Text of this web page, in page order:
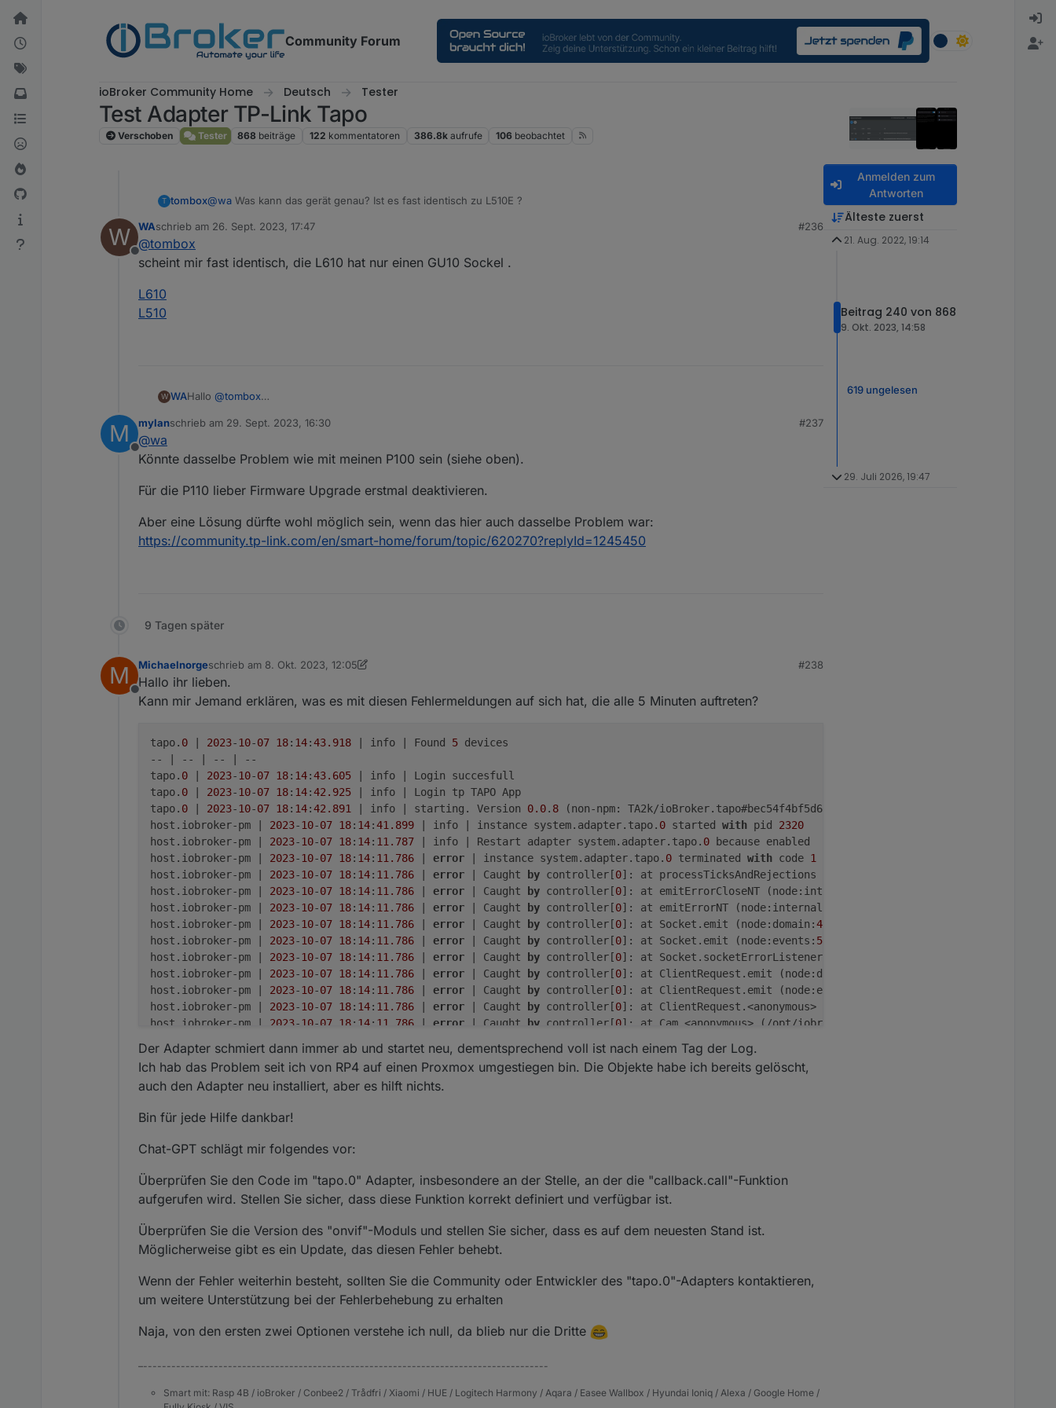
Weiter zum Inhalt
Community Forum
ioBroker Community Home Deutsch Tester
Test Adapter TP-Link Tapo
Verschoben Tester 868 beiträge 122 kommentatoren 386.8k aufrufe 106 beobachtet
T tombox@wa Was kann das gerät genau? Ist es fast identisch zu L510E ?
W
Offline
WAschrieb am 26. Sept. 2023, 17:47
zuletzt editiert von
#236
@tombox
scheint mir fast identisch, die L610 hat nur einen GU10 Sockel .
L610
L510
W WAHallo @tombox
ich habe den Adapter heute installiert.
Meine 3 L610 bringen folgende Fehler im Log.
Wird der L610 bereist unterstütz?
Die Firmware der L610 ist 1.1.0 und aktuell
M
Offline
mylanschrieb am 29. Sept. 2023, 16:30
zuletzt editiert von
#237
@wa
Könnte dasselbe Problem wie mit meinen P100 sein (siehe oben).
Für die P110 lieber Firmware Upgrade erstmal deaktivieren.
Aber eine Lösung dürfte wohl möglich sein, wenn das hier auch dasselbe Problem war:
https://community.tp-link.com/en/smart-home/forum/topic/620270?replyId=1245450
9 Tagen später
M
Offline
Michaelnorgeschrieb am 8. Okt. 2023, 12:05
zuletzt editiert von Michaelnorge
#238
Hallo ihr lieben.
Kann mir Jemand erklären, was es mit diesen Fehlermeldungen auf sich hat, die alle 5 Minuten auftreten?
tapo. 0 | 2023-10-07 18: 14:43.918 | info | Found 5 devices
-- | -- | -- | --
tapo. 0 | 2023-10-07 18: 14:43.605 | info | Login succesfull
tapo. 0 | 2023-10-07 18: 14:42.925 | info | Login tp TAPO App
tapo. 0 | 2023-10-07 18: 14:42.891 | info | starting. Version 0.0. 8 (non-npm: TA2k/ioBroker.tapo#bec54f4bf5d6dbcaf04e8d9e691a75ff1c06e346)
host.iobroker-pm | 2023-10-07 18: 14:41.899 | info | instance system.adapter.tapo. 0 started with pid 2320
host.iobroker-pm | 2023-10-07 18: 14: 11.787 | info | Restart adapter system.adapter.tapo. 0 because enabled
host.iobroker-pm | 2023-10-07 18: 14: 11.786 | error | instance system.adapter.tapo. 0 terminated with code 1
host.iobroker-pm | 2023-10-07 18: 14: 11.786 | error | Caught by controller[0]: at processTicksAndRejections (node:internal/process/task_queues:
host.iobroker-pm | 2023-10-07 18: 14: 11.786 | error | Caught by controller[0]: at emitErrorCloseNT (node:internal/streams/destroy:
host.iobroker-pm | 2023-10-07 18: 14: 11.786 | error | Caught by controller[0]: at emitErrorNT (node:internal/streams/destroy:
host.iobroker-pm | 2023-10-07 18: 14: 11.786 | error | Caught by controller[0]: at Socket.emit (node:domain:489
host.iobroker-pm | 2023-10-07 18: 14: 11.786 | error | Caught by controller[0]: at Socket.emit (node:events: 514
host.iobroker-pm | 2023-10-07 18: 14: 11.786 | error | Caught by controller[0]: at Socket.socketErrorListener (node:_http_client:
host.iobroker-pm | 2023-10-07 18: 14: 11.786 | error | Caught by controller[0]: at ClientRequest.emit (node:domain:
host.iobroker-pm | 2023-10-07 18: 14: 11.786 | error | Caught by controller[0]: at ClientRequest.emit (node:events:
host.iobroker-pm | 2023-10-07 18: 14: 11.786 | error | Caught by controller[0]: at ClientRequest.<anonymous> (/opt/iobroker/node_modules/onvif/
host.iobroker-pm | 2023-10-07 18: 14: 11.786 | error | Caught by controller[0]: at Cam.<anonymous> (/opt/iobroker/node_modules/onvif/
tapo.0 | 2023 -10-07 18 : 14:11.698 | warn | Terminated (UNCAUGHT_EXCEPTION): Without reason
tapo. 0 | 2023-10-07 18 :14 :11.698 | info | terminating
tapo.0 | 2023-10-07 18:14:11.686 | error | callback.
tapo.0 | 2023- 10-07 18 :
Der Adapter schmiert dann immer ab und startet neu, dementsprechend voll ist nach einem Tag der Log.
Ich hab das Problem seit ich von RP4 auf einen Proxmox umgestiegen bin. Die Objekte habe ich bereits gelöscht,
auch den Adapter neu installiert, aber es hilft nichts.
Bin für jede Hilfe dankbar!
Chat-GPT schlägt mir folgendes vor:
Überprüfen Sie den Code im "tapo.0" Adapter, insbesondere an der Stelle, an der die "callback.call"-Funktion
aufgerufen wird. Stellen Sie sicher, dass diese Funktion korrekt definiert und verfügbar ist.
Überprüfen Sie die Version des "onvif"-Moduls und stellen Sie sicher, dass es auf dem neuesten Stand ist.
Möglicherweise gibt es ein Update, das diesen Fehler behebt.
Wenn der Fehler weiterhin besteht, sollten Sie die Community oder Entwickler des "tapo.0"-Adapters kontaktieren,
um weitere Unterstützung bei der Fehlerbehebung zu erhalten
Naja, von den ersten zwei Optionen verstehe ich null, da blieb nur die Dritte
–--------------------------------------------------------------------------------------
Smart mit: Rasp 4B / ioBroker / Conbee2 / Trådfri / Xiaomi / HUE / Logitech Harmony / Aqara / Easee Wallbox / Hyundai Ioniq / Alexa / Google Home /
Anmelden zum
Antworten
Älteste zuerst
21. Aug. 2022, 19:14
Beitrag 240 von 868
9. Okt. 2023, 14:58
619 ungelesen
29. Juli 2026, 19:47